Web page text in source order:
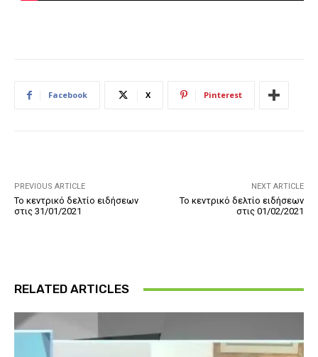
Facebook X Pinterest
PREVIOUS ARTICLE
Το κεντρικό δελτίο ειδήσεων
στις 31/01/2021
NEXT ARTICLE
Το κεντρικό δελτίο ειδήσεων
στις 01/02/2021
RELATED ARTICLES